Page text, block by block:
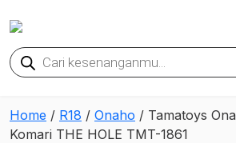
Products
search
Home / R18 / Onaho / Tamatoys
Komari THE HOLE TMT-1861